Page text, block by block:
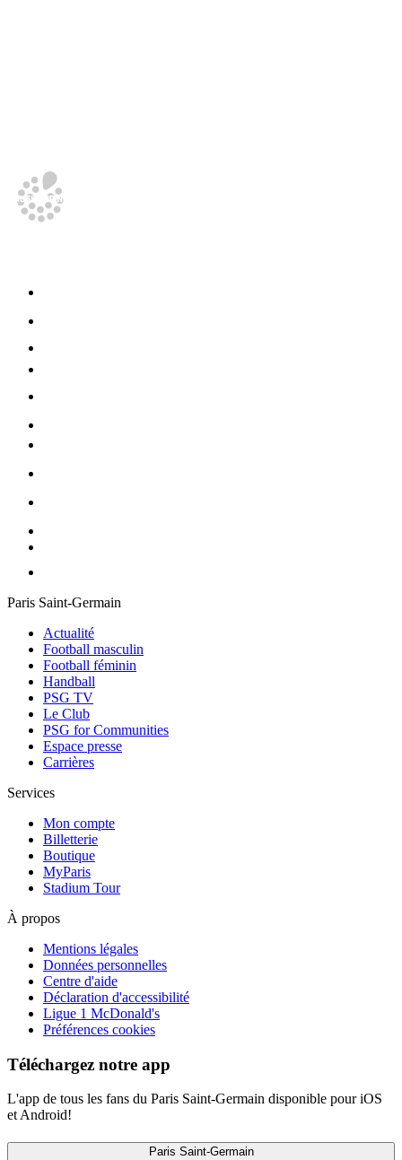
Paris Saint-Germain
Actualité
Football masculin
Football féminin
Handball
PSG TV
Le Club
PSG for Communities
Espace presse
Carrières
Services
Mon compte
Billetterie
Boutique
MyParis
Stadium Tour
À propos
Mentions légales
Données personnelles
Centre d'aide
Déclaration d'accessibilité
Ligue 1 McDonald's
Préférences cookies
Téléchargez notre app
L'app de tous les fans du Paris Saint-Germain disponible pour iOS
et Android!
Paris Saint-Germain